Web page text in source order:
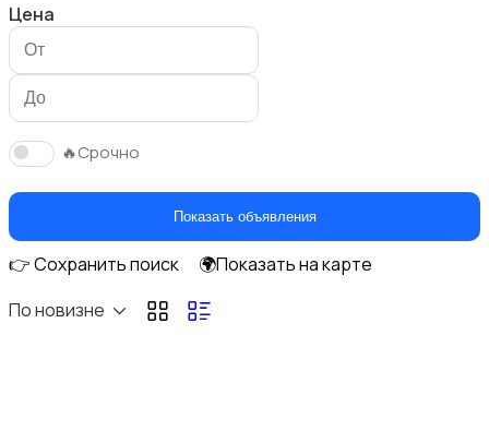
Будущим мамам
Верхняя одежда
Цена
🔥Срочно
Показать объявления
👉 Сохранить поиск
🌍Показать на карте
По новизне